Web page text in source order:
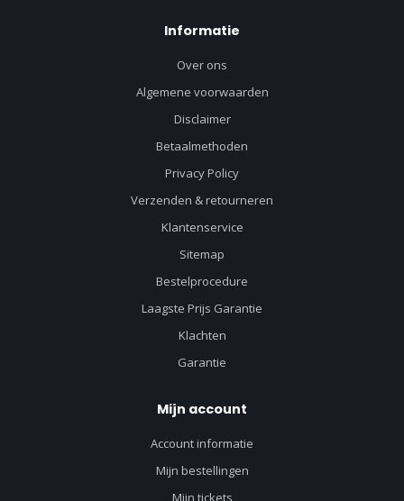
Informatie
Over ons
Algemene voorwaarden
Disclaimer
Betaalmethoden
Privacy Policy
Verzenden & retourneren
Klantenservice
Sitemap
Bestelprocedure
Laagste Prijs Garantie
Klachten
Garantie
Mijn account
Account informatie
Mijn bestellingen
Mijn tickets